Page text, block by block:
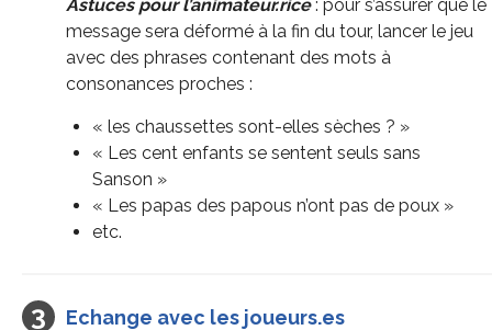
Astuces pour l’animateur.rice: pour s’assurer que le
message sera déformé à la fin du tour, lancer le jeu
avec des phrases contenant des mots à
consonances proches :
« les chaussettes sont-elles sèches ? »
« Les cent enfants se sentent seuls sans
Sanson »
« Les papas des papous n’ont pas de poux »
etc.
Echange avec les joueurs.es